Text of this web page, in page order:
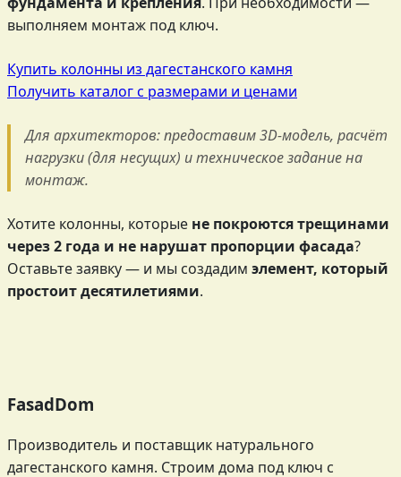
выполняем монтаж под ключ.
Купить колонны из дагестанского камня
Получить каталог с размерами и ценами
Для архитекторов: предоставим 3D-модель, расчёт
нагрузки (для несущих) и техническое задание на
монтаж.
Хотите колонны, которые не покроются трещинами
через 2 года и не нарушат пропорции фасада?
Оставьте заявку — и мы создадим элемент, который
простоит десятилетиями.
FasadDom
Производитель и поставщик натурального
дагестанского камня. Строим дома под ключ с